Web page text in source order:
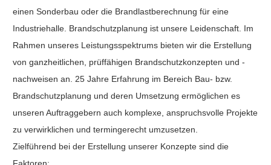
einen Sonderbau oder die Brandlastberechnung für eine
Industriehalle. Brandschutzplanung ist unsere Leidenschaft. Im
Rahmen unseres Leistungsspektrums bieten wir die Erstellung
von ganzheitlichen, prüffähigen Brandschutzkonzepten und -
nachweisen an. 25 Jahre Erfahrung im Bereich Bau- bzw.
Brandschutzplanung und deren Umsetzung ermöglichen es
unseren Auftraggebern auch komplexe, anspruchsvolle Projekte
zu verwirklichen und termingerecht umzusetzen.
Zielführend bei der Erstellung unserer Konzepte sind die
Faktoren: